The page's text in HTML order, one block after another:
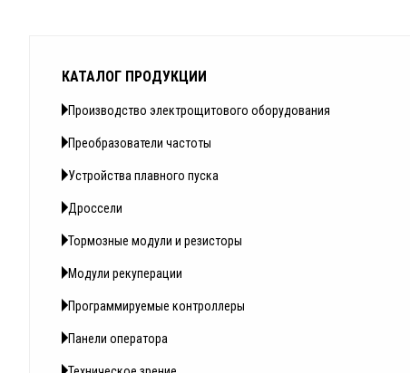
КАТАЛОГ ПРОДУКЦИИ
Производство электрощитового оборудования
Преобразователи частоты
Устройства плавного пуска
Дроссели
Тормозные модули и резисторы
Модули рекуперации
Программируемые контроллеры
Панели оператора